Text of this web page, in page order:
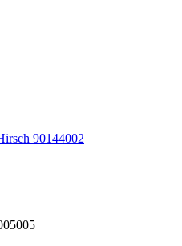
90144002